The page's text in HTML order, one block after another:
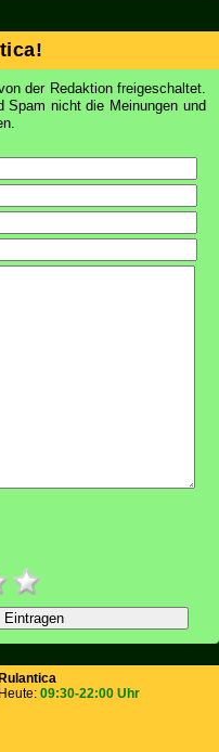
der Redaktion freigeschaltet.
Spam nicht die Meinungen und
Rulantica
Heute: 09:30-22:00 Uhr